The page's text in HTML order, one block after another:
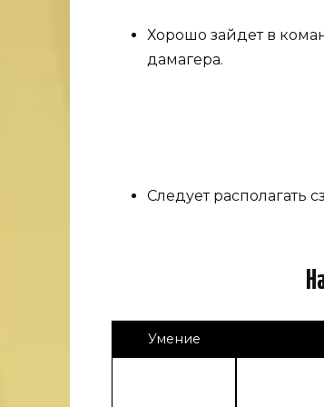
Хорошо зайдет в
дамагера.
Следует располагать
Умение